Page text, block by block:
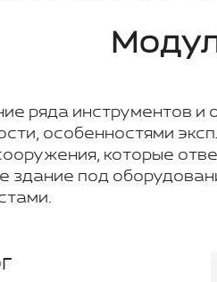
ряда инструментов и
особенностями
которые
здание под